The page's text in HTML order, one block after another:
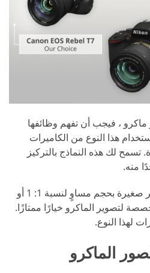
، فيجب أن تفهم وظائفها
هذا النوع من الكاميرات
لك هذه النماذج بالتركيز
منه.
إذا كنت تخطط لتصوير عناصر صغيرة بحجم مساوٍ لنسبة 1: 1 أو
لتصوير الماكرو خيارًا ممتازًا.
لهذا النوع.